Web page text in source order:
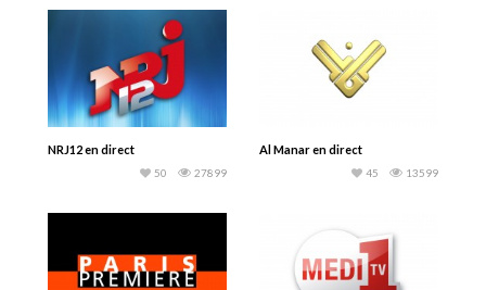
NRJ12 en direct
27899
50
Al Manar en direct
13599
45